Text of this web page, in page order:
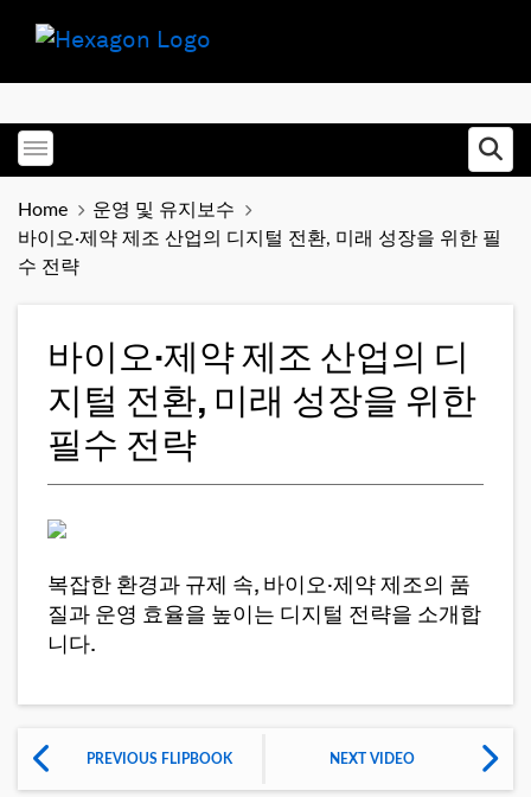
Toggle menubar
Home
운영 및 유지보수
바이오·제약 제조 산업의 디지털 전환, 미래 성장을 위한 필
수 전략
바이오·제약 제조 산업의 디
지털 전환, 미래 성장을 위한
필수 전략
복잡한 환경과 규제 속, 바이오·제약 제조의 품
질과 운영 효율을 높이는 디지털 전략을 소개합
니다.
PREVIOUS FLIPBOOK NEXT VIDEO